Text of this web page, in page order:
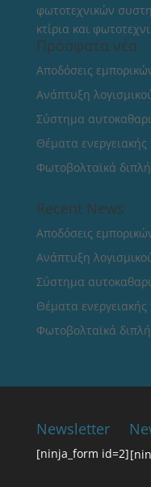
φωτοτεχνικών
κτίρια και
Πρόσφατα νέα
Αποδόσεις
Ανάπτυξη
Σύστημα
Θέματα ενεργειακής
Φωτοβολταϊκά
Recent News
Αποδόσεις
Ανάπτυξη
Σύστημα
Θέματα ενεργειακής
Φωτοβολταϊκά
Newsletter
[ninja_form id=2]